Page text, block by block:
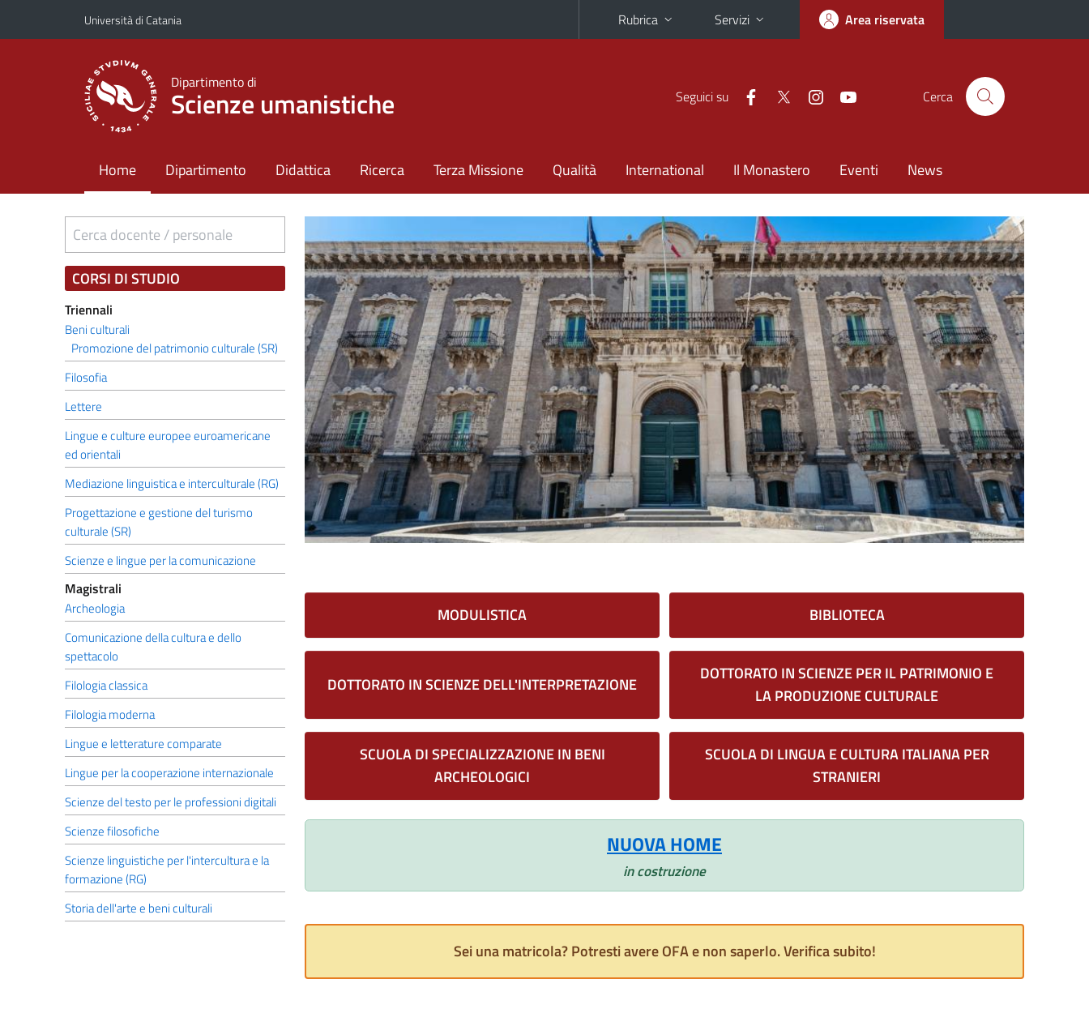
Vai al contenuto principale
Vai al menu di navigazione
Università di Catania Rubrica Servizi Area riservata
Dipartimento di
Scienze umanistiche Seguici su Cerca
Home Dipartimento Didattica Ricerca Terza Missione Qualità International Il Monastero Eventi News
MODULISTICA BIBLIOTECA
DOTTORATO IN SCIENZE DELL'INTERPRETAZIONE
DOTTORATO IN SCIENZE PER IL PATRIMONIO E
LA PRODUZIONE CULTURALE
SCUOLA DI SPECIALIZZAZIONE IN BENI
ARCHEOLOGICI
SCUOLA DI LINGUA E CULTURA ITALIANA PER
STRANIERI
NUOVA HOME
in costruzione
Sei una matricola? Potresti avere OFA e non saperlo. Verifica subito!
Cerca docente / personale
CORSI DI STUDIO
Triennali
Beni culturali
Promozione del patrimonio culturale (SR)
Filosofia
Lettere
Lingue e culture europee euroamericane
ed orientali
Mediazione linguistica e interculturale (RG)
Progettazione e gestione del turismo
culturale (SR)
Scienze e lingue per la comunicazione
Magistrali
Archeologia
Comunicazione della cultura e dello
spettacolo
Filologia classica
Filologia moderna
Lingue e letterature comparate
Lingue per la cooperazione internazionale
Scienze del testo per le professioni digitali
Scienze filosofiche
Scienze linguistiche per l'intercultura e la
formazione (RG)
Storia dell'arte e beni culturali